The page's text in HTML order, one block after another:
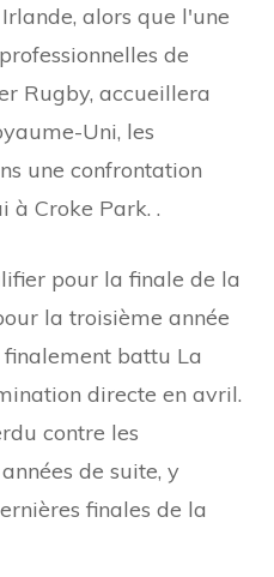
alors que l'une
de
Rugby, accueillera
Uni, les
une confrontation
à Croke Park. .
pour la finale de la
la troisième année
battu La
directe en avril.
contre les
de suite, y
finales de la